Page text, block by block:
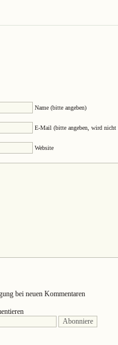
Name (bitte angeben)
E-Mail (bitte angeben, wird nicht
Website
bei neuen Kommentaren